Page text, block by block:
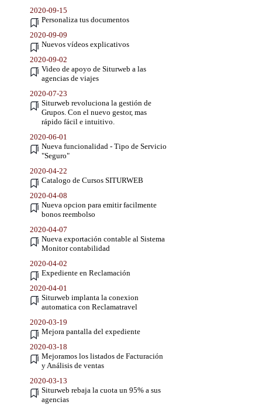
2020-09-15
Personaliza tus documentos
2020-09-09
Nuevos vídeos explicativos
2020-09-02
Video de apoyo de Siturweb a las
agencias de viajes
2020-07-23
Siturweb revoluciona la gestión de
Grupos. Con el nuevo gestor, mas
rápido fácil e intuitivo.
2020-06-01
Nueva funcionalidad - Tipo de Servicio
"Seguro"
2020-04-22
Catalogo de Cursos SITURWEB
2020-04-08
Nueva opcion para emitir facilmente
bonos reembolso
2020-04-07
Nueva exportación contable al Sistema
Monitor contabilidad
2020-04-02
Expediente en Reclamación
2020-04-01
Siturweb implanta la conexion
automatica con Reclamatravel
2020-03-19
Mejora pantalla del expediente
2020-03-18
Mejoramos los listados de Facturación
y Análisis de ventas
2020-03-13
Siturweb rebaja la cuota un 95% a sus
agencias